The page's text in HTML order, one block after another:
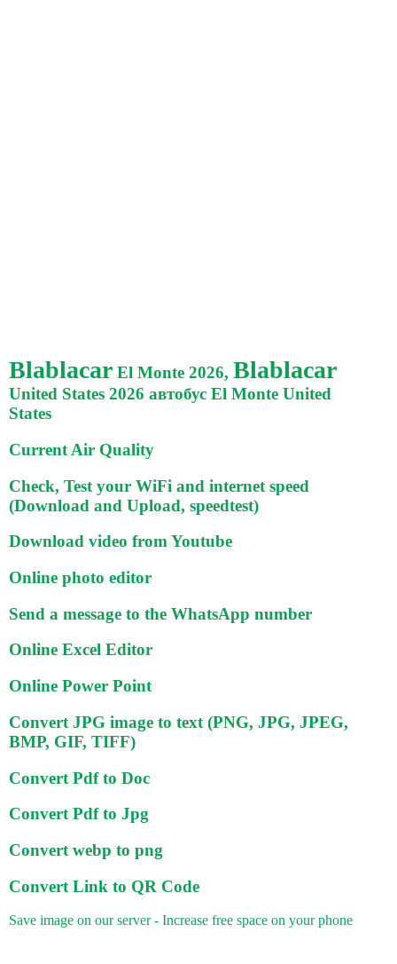
Blablacar El Monte 2026, Blablacar
United States 2026 автобус El Monte United
States
Current Air Quality
Check, Test your WiFi and internet speed
(Download and Upload, speedtest)
Download video from Youtube
Online photo editor
Send a message to the WhatsApp number
Online Excel Editor
Online Power Point
Convert JPG image to text (PNG, JPG, JPEG,
BMP, GIF, TIFF)
Convert Pdf to Doc
Convert Pdf to Jpg
Convert webp to png
Convert Link to QR Code
Save image on our server - Increase free space on your phone